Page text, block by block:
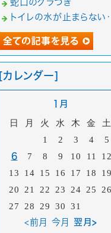
蛇口のグラつき
トイレの水が止まらない
[カレンダー]
1月
日 月 火 水 木 金
土
1
2 3 4 5
6 7 8 9 10 11
12
13
14 15 16 17 18
19
20
21 22 23 24 25
26
27
28 29 30 31
<前月 今月 翌月>